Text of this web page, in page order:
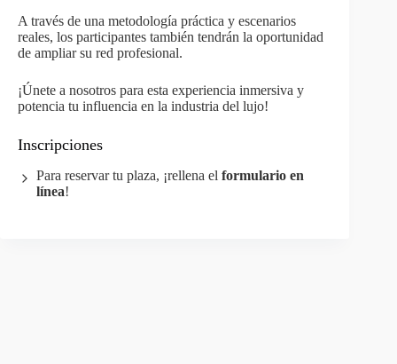
A través de una metodología práctica y escenarios
reales, los participantes también tendrán la oportunidad
de ampliar su red profesional.
¡Únete a nosotros para esta experiencia inmersiva y
potencia tu influencia en la industria del lujo!
Inscripciones
Para reservar tu plaza, ¡rellena el formulario en
línea!